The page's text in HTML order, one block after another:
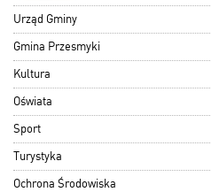
Urząd Gminy
Gmina Przesmyki
Kultura
Oświata
Sport
Turystyka
Ochrona Środowiska